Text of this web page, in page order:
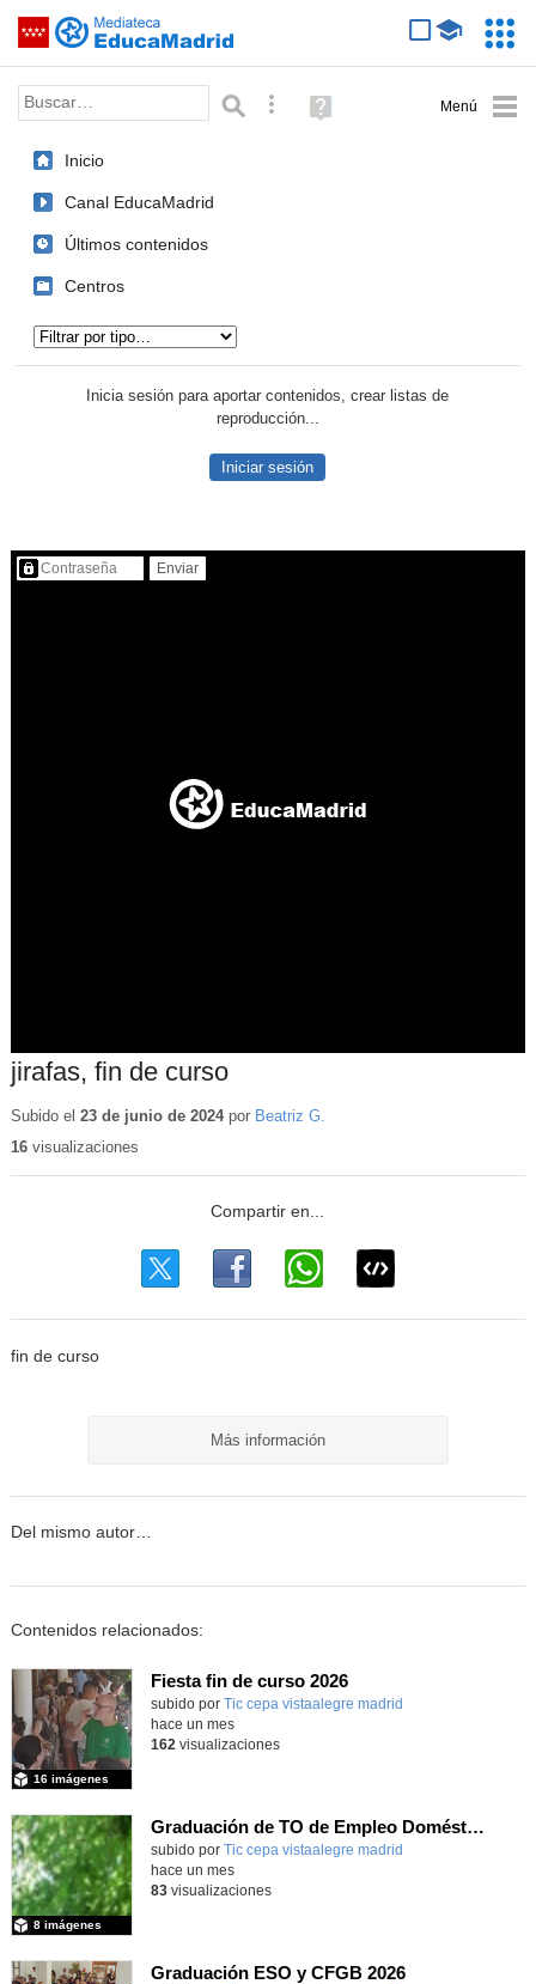
Saltar navegación
Palabra o frase: Búsqueda avanzada
Ayuda
(en
Inicio
Canal EducaMadrid
Últimos contenidos
Centros
Inicia sesión para aportar contenidos, crear listas de
reproducción...
Iniciar sesión
Contenido protegido…
jirafas, fin de curso
Subido el 23 de junio de 2024por Beatriz G.
16visualizaciones
fin de curso
Más información
Del mismo autor…
Contenidos relacionados:
Fiesta fin de curso 2026
subido por Tic cepa vistaalegre madrid
16 imágenes
hace un mes
162 visualizaciones
Graduación de TO de Empleo Doméstico
subido por Tic cepa vistaalegre madrid
8 imágenes
hace un mes
83visualizaciones
Graduación ESO y CFGB 2026